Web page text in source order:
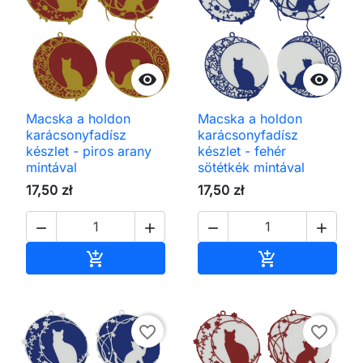

Macska a holdon
karácsonyfadísz
készlet - piros arany
mintával
17,50 zł
 


Macska a holdon
karácsonyfadísz
készlet - fehér
sötétkék mintával
17,50 zł
 

favorite_border favorite_border